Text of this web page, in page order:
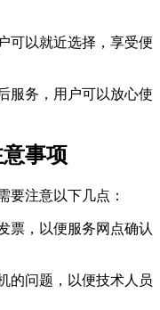
可以就近选择，享受便
服务，用户可以放心使
事项
要注意以下几点：
票，以便服务网点确认
的问题，以便技术人员